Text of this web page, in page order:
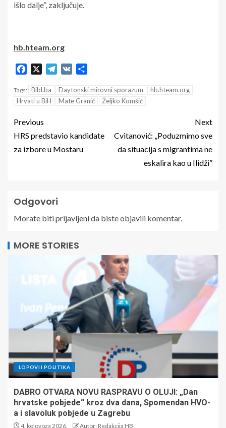
išlo dalje”, zaključuje.
hb.hteam.org
Facebook Telegram
VK
Tags: Bild.ba Daytonski mirovni sporazum
hb.hteam.org
Hrvati u BiH
Mate Granić Željko Komšić
Previous
HRS predstavio kandidate
za izbore u Mostaru
Next
Cvitanović: „Poduzmimo sve
da situacija s migrantima ne
eskalira kao u Ilidži”
Odgovori
Morate bitiprijavljenida biste objavili komentar.
MORE STORIES
LOPOVI I POLITIKA
DABRO OTVARA NOVU RASPRAVU O OLUJI: „Dan
hrvatske pobjede“ kroz dva dana, Spomendan HVO-
a i slavoluk pobjede u Zagrebu
4. kolovoza 2026. Autor: Redakcija HB